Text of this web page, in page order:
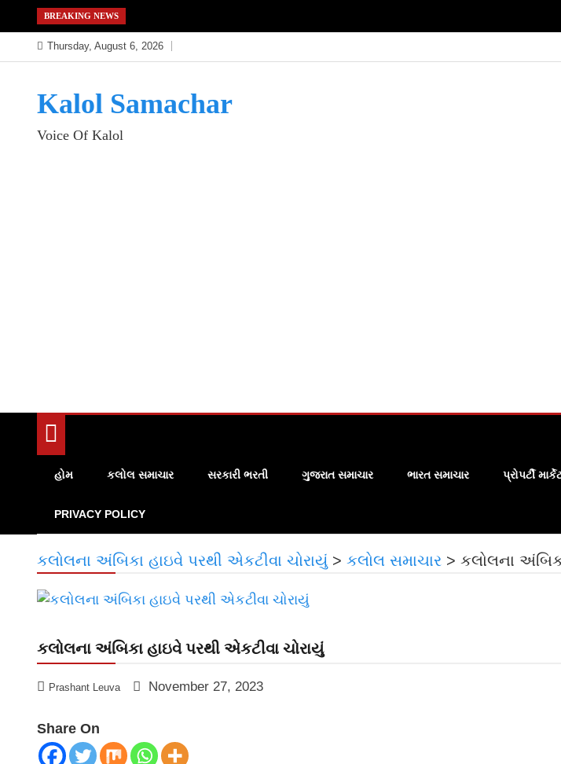
to
content
BREAKING NEWS
Thursday, August 6, 2026
Kalol Samachar
Voice Of Kalol
હોમ કલોલ સમાચાર સરકારી ભરતી ગુજરાત સમાચાર ભારત સમાચાર પ્રોપર્ટી
PRIVACY POLICY
કલોલના અંબિકા હાઇવે પરથી એકટીવા ચોરાયું > કલોલ સમાચાર > કલોલના
કલોલના અંબિકા હાઇવે પરથી એકટીવા ચોરાયું
Prashant Leuva November 27, 2023
Share On